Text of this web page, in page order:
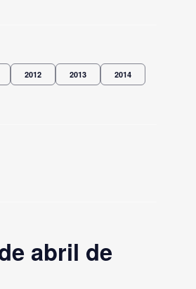
2012 2013 2014
abril de